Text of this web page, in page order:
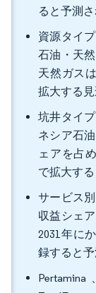
ると予測さ
資源タイ
石油・天
天然ガス
拡大する見
坑井タイ
ネシア石
ェアを占
で拡大す
サービス
収益シェ
2031年に
録すると予